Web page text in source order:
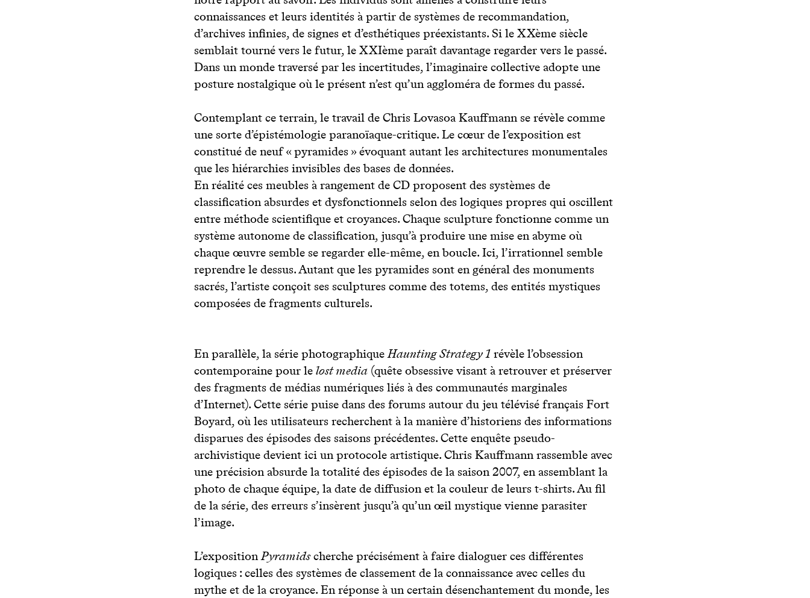
connaissances et leurs identités à partir de systèmes de recommandation,
d’archives infinies, de signes et d’esthétiques préexistants. Si le XXème siècle
semblait tourné vers le futur, le XXIème paraît davantage regarder vers le passé.
Dans un monde traversé par les incertitudes, l’imaginaire collective adopte une
posture nostalgique où le présent n’est qu’un aggloméra de formes du passé.
Contemplant ce terrain, le travail de Chris Lovasoa Kauffmann se révèle comme
une sorte d’épistémologie paranoïaque-critique. Le cœur de l’exposition est
constitué de neuf « pyramides » évoquant autant les architectures monumentales
que les hiérarchies invisibles des bases de données.
En réalité ces meubles à rangement de CD proposent des systèmes de
classification absurdes et dysfonctionnels selon des logiques propres qui oscillent
entre méthode scientifique et croyances. Chaque sculpture fonctionne comme un
système autonome de classification, jusqu’à produire une mise en abyme où
chaque œuvre semble se regarder elle-même, en boucle. Ici, l’irrationnel semble
reprendre le dessus. Autant que les pyramides sont en général des monuments
sacrés, l’artiste conçoit ses sculptures comme des totems, des entités mystiques
composées de fragments culturels.
En parallèle, la série photographiqueHaunting Strategy 1 révèle l’obsession
contemporaine pour le lost media (quête obsessive visant à retrouver et préserver
des fragments de médias numériques liés à des communautés marginales
d’Internet). Cette série puise dans des forums autour du jeu télévisé français Fort
Boyard, où les utilisateurs recherchent à la manière d’historiens des informations
disparues des épisodes des saisons précédentes. Cette enquête pseudo-
archivistique devient ici un protocole artistique. Chris Kauffmann rassemble avec
une précision absurde la totalité des épisodes de la saison 2007, en assemblant la
photo de chaque équipe, la date de diffusion et la couleur de leurs t-shirts. Au fil
de la série, des erreurs s’insèrent jusqu’à qu’un œil mystique vienne parasiter
l’image.
L’expositionPyramidscherche précisément à faire dialoguer ces différentes
logiques : celles des systèmes de classement de la connaissance avec celles du
mythe et de la croyance. En réponse à un certain désenchantement du monde, les